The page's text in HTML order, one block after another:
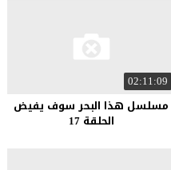
02:11:09
مسلسل هذا البحر سوف يفيض
الحلقة 17